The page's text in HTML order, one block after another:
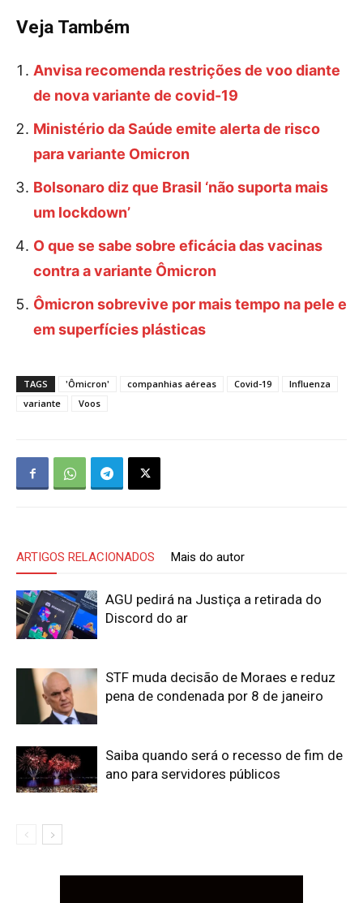
Veja Também
Anvisa recomenda restrições de voo diante
de nova variante de covid-19
Ministério da Saúde emite alerta de risco
para variante Omicron
Bolsonaro diz que Brasil ‘não suporta mais
um lockdown’
O que se sabe sobre eficácia das vacinas
contra a variante Ômicron
Ômicron sobrevive por mais tempo na pele e
em superfícies plásticas
TAGS 'Ômicron' companhias aéreas Covid-19
Influenza
variante
Voos
ARTIGOS RELACIONADOS Mais do autor
AGU pedirá na Justiça a retirada do
Discord do ar
STF muda decisão de Moraes e reduz
pena de condenada por 8 de janeiro
Saiba quando será o recesso de fim de
ano para servidores públicos